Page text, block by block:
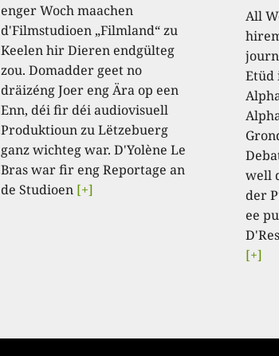
enger Woch maachen
d'Filmstudioen „Filmland“ zu
Keelen hir Dieren endgülteg
zou. Domadder geet no
dräizéng Joer eng Ära op een
Enn, déi fir déi audiovisuell
Produktioun zu Lëtzebuerg
ganz wichteg war. D'Yolène Le
Bras war fir eng Reportage an
de Studioen [+]
All
Etüd
well
der
ee
[+]